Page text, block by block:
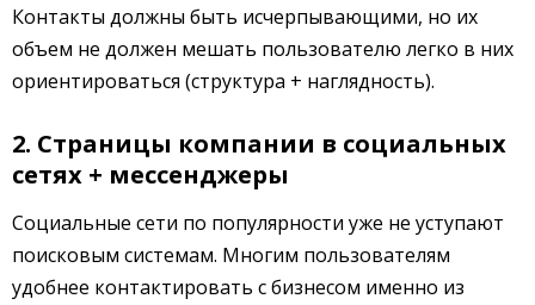
Контакты должны быть исчерпывающими, но их
объем не должен мешать пользователю легко в них
ориентироваться (структура + наглядность).
2. Страницы компании в социальных
сетях + мессенджеры
Социальные сети по популярности уже не уступают
поисковым системам. Многим пользователям
удобнее контактировать с бизнесом именно из